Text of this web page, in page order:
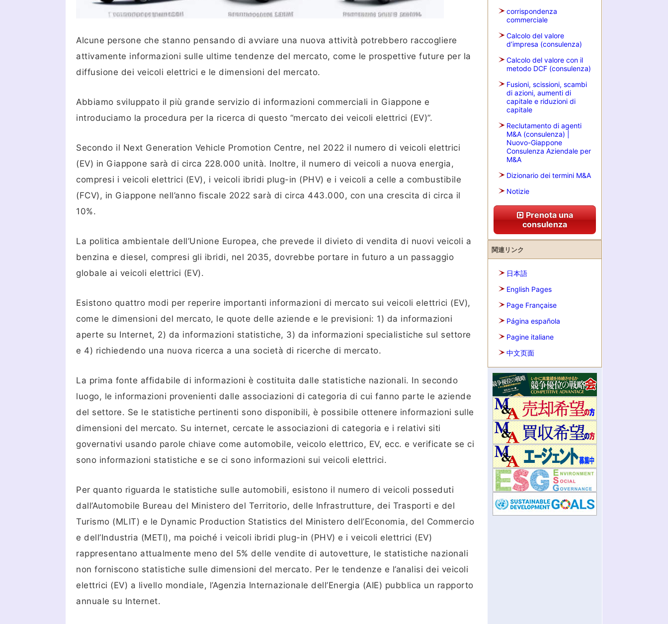
Alcune persone che stanno pensando di avviare una nuova attività potrebbero raccogliere
attivamente informazioni sulle ultime tendenze del mercato, come le prospettive future per la
diffusione dei veicoli elettrici e le dimensioni del mercato.
Abbiamo sviluppato il più grande servizio di informazioni commerciali in Giappone e
introduciamo la procedura per la ricerca di questo “mercato dei veicoli elettrici (EV)”.
Secondo il Next Generation Vehicle Promotion Centre, nel 2022 il numero di veicoli elettrici
(EV) in Giappone sarà di circa 228.000 unità. Inoltre, il numero di veicoli a nuova energia,
compresi i veicoli elettrici (EV), i veicoli ibridi plug-in (PHV) e i veicoli a celle a combustibile
(FCV), in Giappone nell’anno fiscale 2022 sarà di circa 443.000, con una crescita di circa il
10%.
La politica ambientale dell’Unione Europea, che prevede il divieto di vendita di nuovi veicoli a
benzina e diesel, compresi gli ibridi, nel 2035, dovrebbe portare in futuro a un passaggio
globale ai veicoli elettrici (EV).
Esistono quattro modi per reperire importanti informazioni di mercato sui veicoli elettrici (EV),
come le dimensioni del mercato, le quote delle aziende e le previsioni: 1) da informazioni
aperte su Internet, 2) da informazioni statistiche, 3) da informazioni specialistiche sul settore
e 4) richiedendo una nuova ricerca a una società di ricerche di mercato.
La prima fonte affidabile di informazioni è costituita dalle statistiche nazionali. In secondo
luogo, le informazioni provenienti dalle associazioni di categoria di cui fanno parte le aziende
del settore. Se le statistiche pertinenti sono disponibili, è possibile ottenere informazioni sulle
dimensioni del mercato. Su internet, cercate le associazioni di categoria e i relativi siti
governativi usando parole chiave come automobile, veicolo elettrico, EV, ecc. e verificate se ci
sono informazioni statistiche e se ci sono informazioni sui veicoli elettrici.
Per quanto riguarda le statistiche sulle automobili, esistono il numero di veicoli posseduti
dall’Automobile Bureau del Ministero del Territorio, delle Infrastrutture, dei Trasporti e del
Turismo (MLIT) e le Dynamic Production Statistics del Ministero dell’Economia, del Commercio
e dell’Industria (METI), ma poiché i veicoli ibridi plug-in (PHV) e i veicoli elettrici (EV)
rappresentano attualmente meno del 5% delle vendite di autovetture, le statistiche nazionali
non forniscono statistiche sulle dimensioni del mercato. Per le tendenze e l’analisi dei veicoli
elettrici (EV) a livello mondiale, l’Agenzia Internazionale dell’Energia (AIE) pubblica un rapporto
annuale su Internet.
corrispondenza
commerciale
Calcolo del valore
d’impresa (consulenza)
Calcolo del valore con il
metodo DCF (consulenza)
Fusioni, scissioni, scambi
di azioni, aumenti di
capitale e riduzioni di
capitale
Reclutamento di agenti
M&A (consulenza) |
Nuovo-Giappone
Consulenza Aziendale per
M&A
Dizionario dei termini M&A
Notizie
Prenota una
consulenza
関連リンク
日本語
English Pages
Page Française
Página española
Pagine italiane
中文页面